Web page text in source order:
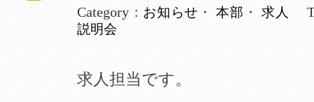
Category ： お知らせ ・本部 ・ 求人
説明会
求人担当です。